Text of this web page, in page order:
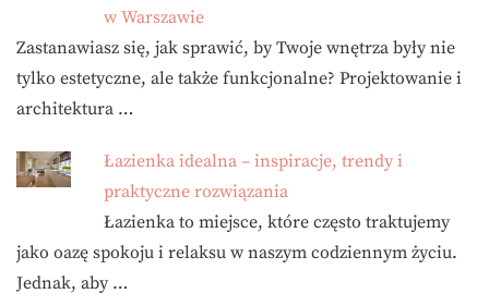
w Warszawie
Zastanawiasz się, jak sprawić, by Twoje wnętrza były nie
tylko estetyczne, ale także funkcjonalne? Projektowanie i
architektura …
Łazienka idealna – inspiracje, trendy i
praktyczne rozwiązania
Łazienka to miejsce, które często traktujemy
jako oazę spokoju i relaksu w naszym codziennym życiu.
Jednak, aby …